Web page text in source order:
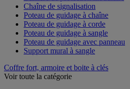
Chaîne de signalisation
Poteau de guidage à chaîne
Poteau de guidage à corde
Poteau de guidage à sangle
Poteau de guidage avec panneau
Support mural à sangle
Coffre fort, armoire et boite à clés
Voir toute la catégorie